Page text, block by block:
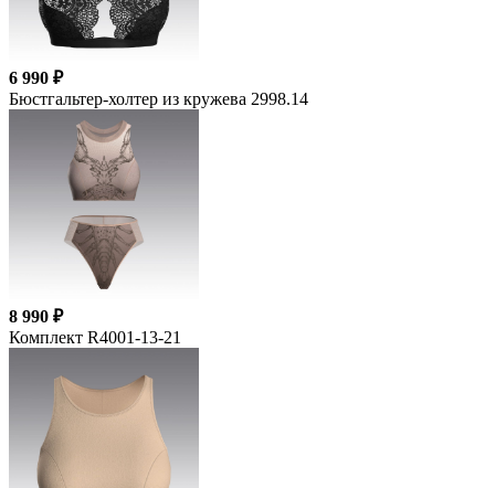
6 990 ₽
Бюстгальтер-холтер из кружева 2998.14
8 990 ₽
Комплект R4001-13-21